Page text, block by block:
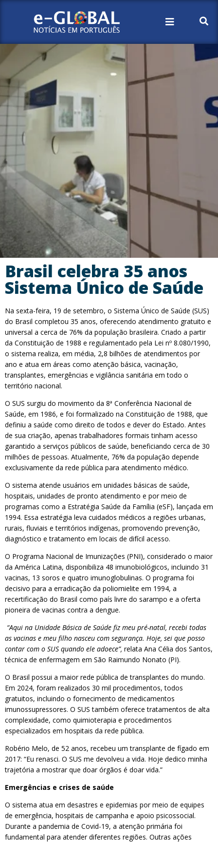
Brasil celebra 35 anos
Sistema Único de Saúde
Na sexta-feira, 19 de setembro, o Sistema Único de Saúde (SUS)
do Brasil completou 35 anos, oferecendo atendimento gratuito e
universal a cerca de 76% da população brasileira. Criado a partir
da Constituição de 1988 e regulamentado pela Lei nº 8.080/1990,
o sistema realiza, em média, 2,8 bilhões de atendimentos por
ano e atua em áreas como atenção básica, vacinação,
transplantes, emergências e vigilância sanitária em todo o
território nacional.
O SUS surgiu do movimento da 8ª Conferência Nacional de
Saúde, em 1986, e foi formalizado na Constituição de 1988, que
definiu a saúde como direito de todos e dever do Estado. Antes
de sua criação, apenas trabalhadores formais tinham acesso
garantido a serviços públicos de saúde, beneficiando cerca de 30
milhões de pessoas. Atualmente, 76% da população depende
exclusivamente da rede pública para atendimento médico.
O sistema atende usuários em unidades básicas de saúde,
hospitais, unidades de pronto atendimento e por meio de
programas como a Estratégia Saúde da Família (eSF), lançada em
1994. Essa estratégia leva cuidados médicos a regiões urbanas,
rurais, fluviais e territórios indígenas, promovendo prevenção,
diagnóstico e tratamento em locais de difícil acesso.
O Programa Nacional de Imunizações (PNI), considerado o maior
da América Latina, disponibiliza 48 imunobiológicos, incluindo 31
vacinas, 13 soros e quatro imunoglobulinas. O programa foi
decisivo para a erradicação da poliomielite em 1994, a
recertificação do Brasil como país livre do sarampo e a oferta
pioneira de vacinas contra a dengue.
“Aqui na Unidade Básica de Saúde fiz meu pré-natal, recebi todas
as vacinas e meu filho nasceu com segurança. Hoje, sei que posso
contar com o SUS quando ele adoece”, relata Ana Célia dos Santos,
técnica de enfermagem em São Raimundo Nonato (PI).
O Brasil possui a maior rede pública de transplantes do mundo.
Em 2024, foram realizados 30 mil procedimentos, todos
gratuitos, incluindo o fornecimento de medicamentos
imunossupressores. O SUS também oferece tratamentos de alta
complexidade, como quimioterapia e procedimentos
especializados em hospitais da rede pública.
Robério Melo, de 52 anos, recebeu um transplante de fígado em
2017: “Eu renasci. O SUS me devolveu a vida. Hoje dedico minha
trajetória a mostrar que doar órgãos é doar vida.”
Emergências e crises de saúde
O sistema atua em desastres e epidemias por meio de equipes
de emergência, hospitais de campanha e apoio psicossocial.
Durante a pandemia de Covid-19, a atenção primária foi
fundamental para atender diferentes regiões. Outras ações